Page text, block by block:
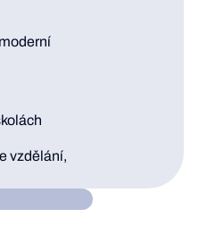
vzdělání,